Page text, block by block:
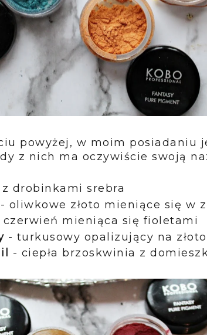
powyżej, w moim posiadaniu
z nich ma oczywiście swoją
z drobinkami srebra
- oliwkowe złoto mieniące się w
czerwień mieniąca się fioletami
- turkusowy opalizujący na złoto
- ciepła brzoskwinia z